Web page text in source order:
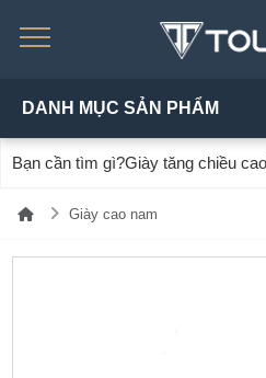
DANH MỤC SẢN PHẨM
Giày cao nam